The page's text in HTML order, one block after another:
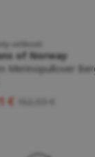
velikosti
of Norway
Merinopullover
€